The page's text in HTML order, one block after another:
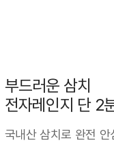
부드러운 삼치
전자레인지 단 2
국내산 삼치로 완전 안